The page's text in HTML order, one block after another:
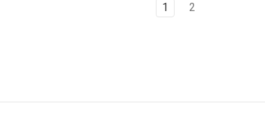
1 2